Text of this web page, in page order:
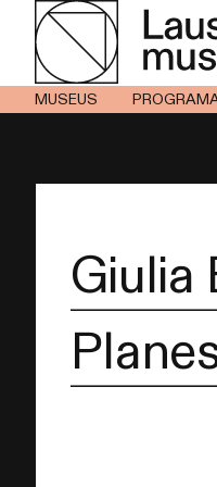
MUSEUS
Giulia